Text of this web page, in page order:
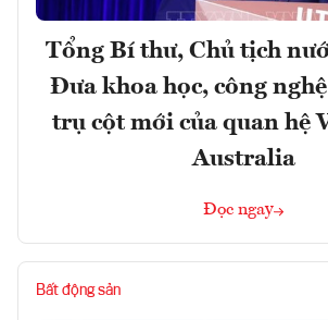
Tổng Bí thư, Chủ tịch
Đưa khoa học, công
trụ cột mới của quan hệ
Australia
Đọc ngay
Bất động sản